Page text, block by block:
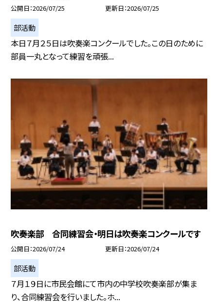
公開日 2026/07/25 更新日 2026/07/25
部活動
本日７月２５日は吹奏楽コンクールでした。この日のために
部員一丸となって練習を頑張...
吹奏楽部 合同練習会・明日は吹奏楽コンクールです
公開日 2026/07/24 更新日 2026/07/24
部活動
７月１９日に市民会館にて市内の中学校吹奏楽部が集ま
り、合同練習会を行いました。ホ...